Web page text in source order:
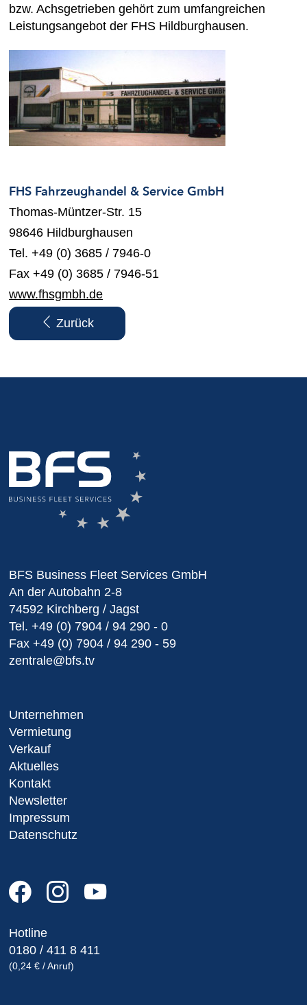
bzw. Achsgetrieben gehört zum umfangreichen
Leistungsangebot der FHS Hildburghausen.
FHS Fahrzeughandel & Service GmbH
Thomas-Müntzer-Str. 15
98646 Hildburghausen
Tel. +49 (0) 3685 / 7946-0
Fax +49 (0) 3685 / 7946-51
www.fhsgmbh.de
Zurück
BFS Business Fleet Services GmbH
An der Autobahn 2-8
74592 Kirchberg / Jagst
Tel. +49 (0) 7904 / 94 290 - 0
Fax +49 (0) 7904 / 94 290 - 59
zentrale@bfs.tv
Unternehmen
Vermietung
Verkauf
Aktuelles
Kontakt
Newsletter
Impressum
Datenschutz
Hotline
0180 / 411 8 411
(0,24 € / Anruf)